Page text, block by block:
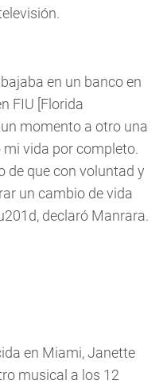
en un banco en
FIU [Florida
momento a otro una
vida por completo.
de que con voluntad y
un cambio de vida
declaró Manrara.
en Miami, Janette
musical a los 12